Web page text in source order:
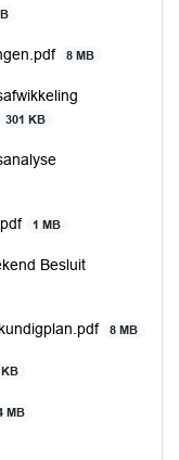
8 MB
301 KB
1 MB
Besluit
8 MB
KB
MB